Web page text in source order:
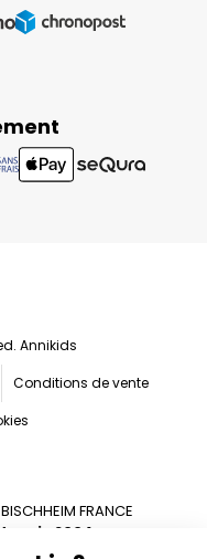
Annikids
Conditions de vente
FRANCE
2004